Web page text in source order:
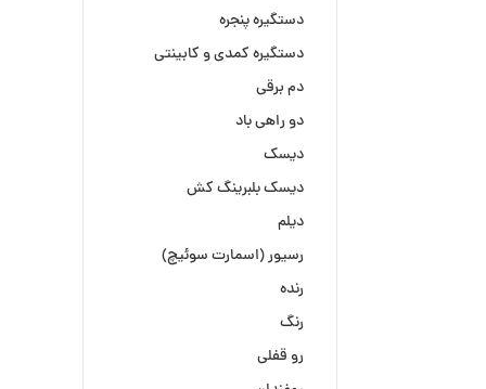
دستگیره پنجره
دستگیره کمدی و کابینتی
دم برقی
دو راهی باد
دیسک
دیسک بلبرینگ کش
دیلم
رسیور (اسمارت سوئیچ)
رنده
رنگ
رو قفلی